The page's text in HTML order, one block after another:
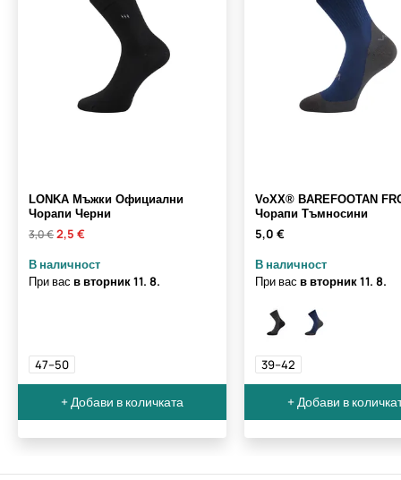
LONKA Мъжки Официални
Чорапи Черни
3,0 €2,5 €
В наличност
При вас в вторник11. 8.
47–50
+ Добави в количката
VoXX® BAREFOOTAN
Чорапи Тъмносини
5,0 €
В наличност
При вас в вторник11. 8.
39–42
+ Добави в